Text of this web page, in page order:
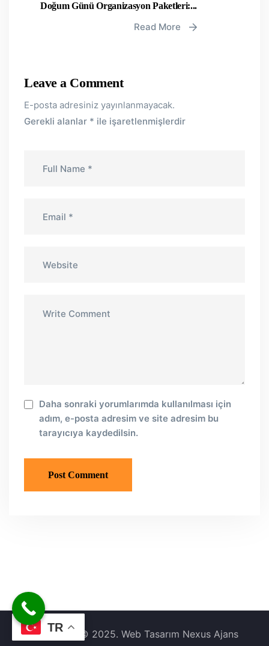
Doğum Günü Organizasyon Paketleri:...
Read More
Leave a Comment
E-posta adresiniz yayınlanmayacak.
Gerekli alanlar * ile işaretlenmişlerdir
Daha sonraki yorumlarımda kullanılması için
adım, e-posta adresim ve site adresim bu
tarayıcıya kaydedilsin.
Copyright © 2025. Web Tasarım Nexus Ajans
TR